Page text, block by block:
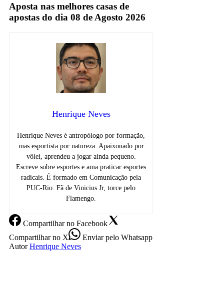
Aposta nas melhores casas de
apostas do dia 08 de Agosto 2026
Henrique Neves
Henrique Neves é antropólogo por formação,
mas esportista por natureza. Apaixonado por
vôlei, aprendeu a jogar ainda pequeno.
Escreve sobre esportes e ama praticar esportes
radicais. É formado em Comunicação pela
PUC-Rio. Fã de Vinicius Jr, torce pelo
Flamengo.
Compartilharno Facebook
Compartilharno X Enviarpelo Whatsapp
Autor Henrique Neves